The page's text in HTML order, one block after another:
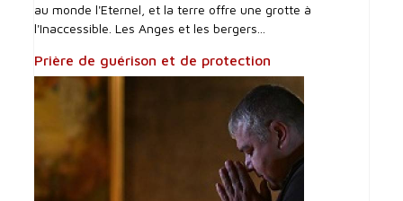
au monde l'Eternel, et la terre offre une grotte à
l'Inaccessible. Les Anges et les bergers...
Prière de guérison et de protection